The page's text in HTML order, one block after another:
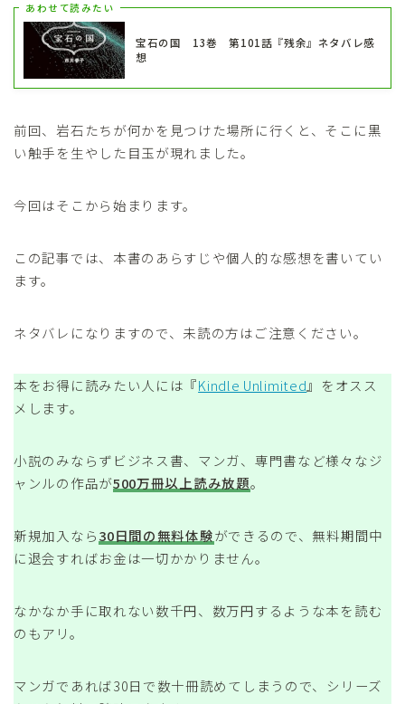
あわせて読みたい
宝石の国 13巻 第101話『残余』ネタバレ感
想
前回、岩石たちが何かを見つけた場所に行くと、そこに黒
い触手を生やした目玉が現れました。
今回はそこから始まります。
この記事では、本書のあらすじや個人的な感想を書いてい
ます。
ネタバレになりますので、未読の方はご注意ください。
本をお得に読みたい人には『Kindle Unlimited』をオスス
メします。
小説のみならずビジネス書、マンガ、専門書など様々なジ
ャンルの作品が500万冊以上読み放題。
新規加入なら30日間の無料体験ができるので、無料期間中
に退会すればお金は一切かかりません。
なかなか手に取れない数千円、数万円するような本を読む
のもアリ。
マンガであれば30日で数十冊読めてしまうので、シリーズ